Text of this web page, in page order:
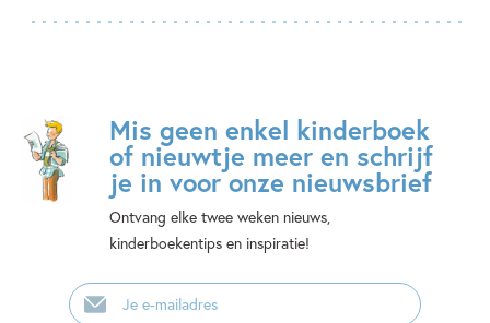
Mis geen enkel kinderboek
of nieuwtje meer en schrijf
je in voor onze nieuwsbrief
Ontvang elke twee weken nieuws,
kinderboekentips en inspiratie!
E-
mailadres